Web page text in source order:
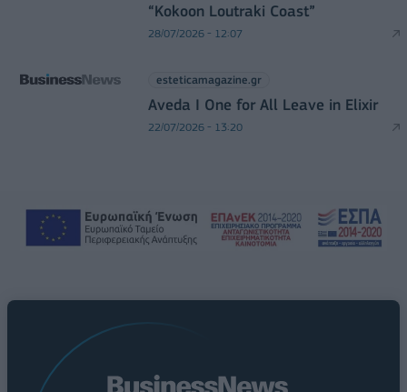
“Kokoon Loutraki Coast”
28/07/2026 - 12:07
esteticamagazine.gr
Aveda I One for All Leave in Elixir
22/07/2026 - 13:20